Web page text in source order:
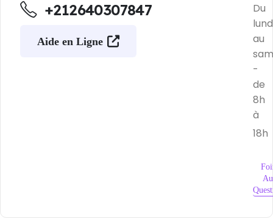
+212640307847
Aide en Ligne
Du
au
-
de
8h
à
18h